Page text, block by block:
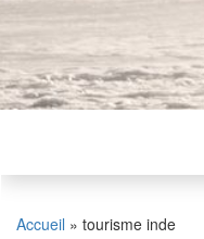
Accueil » tourisme inde